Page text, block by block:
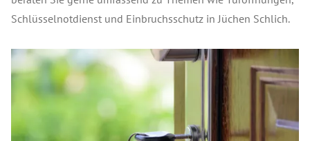
Schlüsselnotdienst und Einbruchsschutz in Jüchen Schlich.